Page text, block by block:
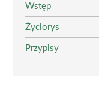
Wstęp
Życiorys
Przypisy